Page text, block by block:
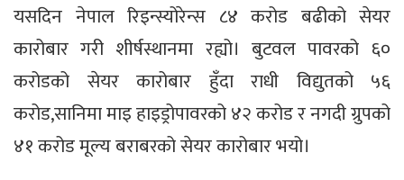
यसदिन नेपाल रिइन्स्योरेन्स ८४ करोड बढीको सेयर
कारोबार गरी शीर्षस्थानमा रह्यो। बुटवल पावरको ६०
करोडको सेयर कारोबार हुँदा राधी विद्युतको ५६
करोड,सानिमा माइ हाइड्रोपावरको ४२ करोड र नगदी ग्रुपको
४१ करोड मूल्य बराबरको सेयर कारोबार भयो।